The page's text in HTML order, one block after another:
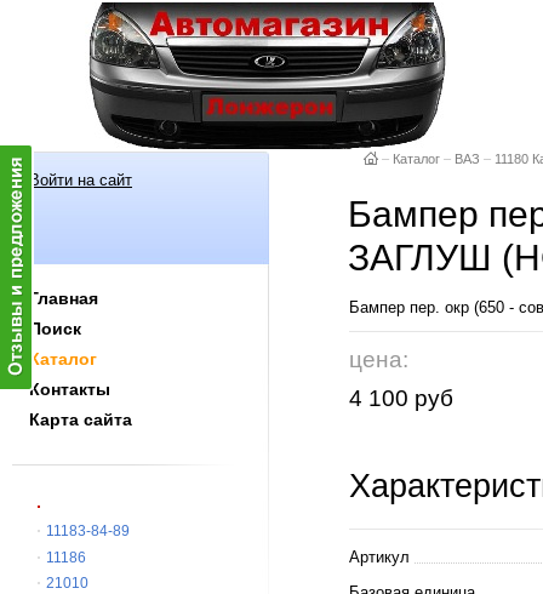
Войти на сайт
Главная
Поиск
Каталог
Контакты
Карта сайта
11183-84-89
11186
21010
– Каталог – ВАЗ – 11180
Бампер
ЗАГЛУШ
Бампер пер. окр (650 -
цена:
4 100 руб
Артикул